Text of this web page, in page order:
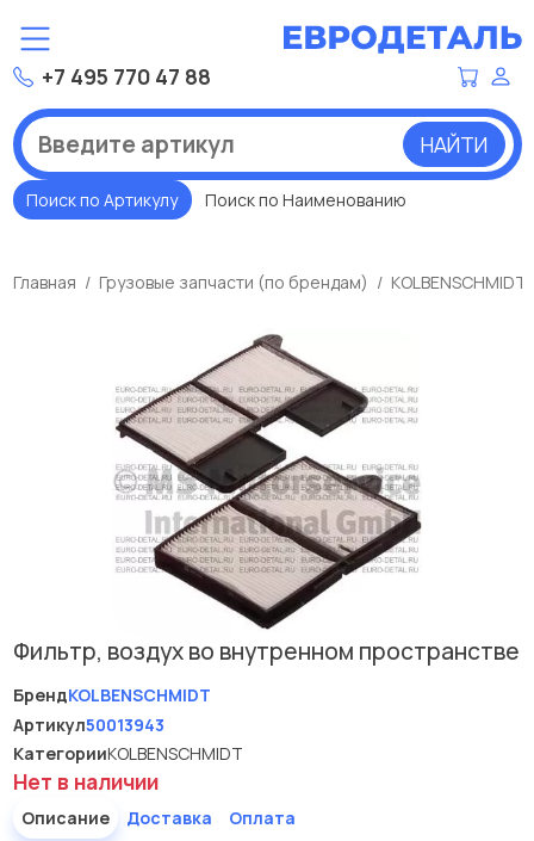
+7 495 770 47 88
НАЙТИ
Поиск по Артикулу Поиск по Наименованию
Главная Грузовые запчасти (по брендам) KOLBENSCHMIDT
Фильтр, воздух во внутренном пространстве
БрендKOLBENSCHMIDT
Артикул50013943
КатегорииKOLBENSCHMIDT
Нет в наличии
Описание Доставка
Оплата